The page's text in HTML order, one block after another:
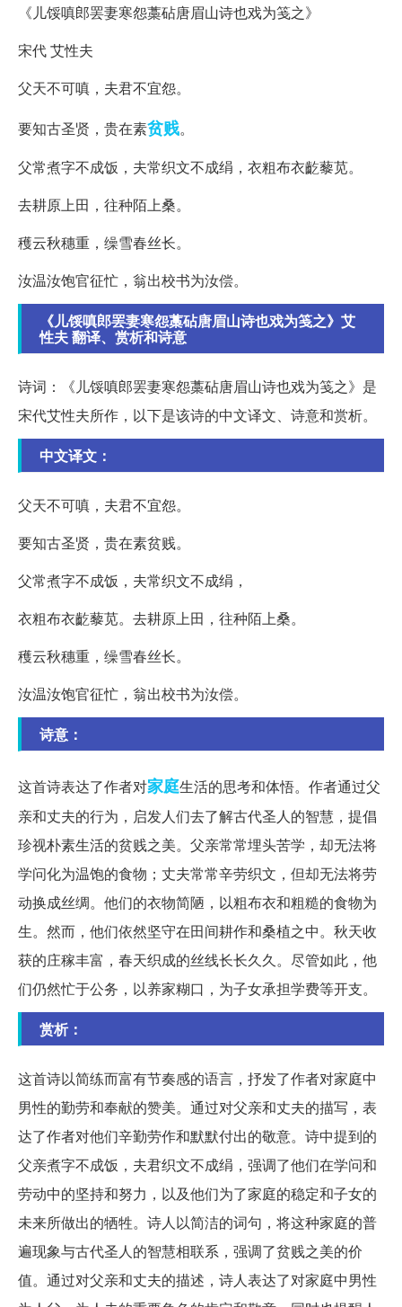
《儿馁嗔郎罢妻寒怨藁砧唐眉山诗也戏为笺之》
宋代 艾性夫
父天不可嗔，夫君不宜怨。
要知古圣贤，贵在素贫贱。
父常煮字不成饭，夫常织文不成绢，衣粗布衣齕藜苋。
去耕原上田，往种陌上桑。
穫云秋穗重，缲雪春丝长。
汝温汝饱官征忙，翁出校书为汝偿。
《儿馁嗔郎罢妻寒怨藁砧唐眉山诗也戏为笺之》艾
性夫 翻译、赏析和诗意
诗词：《儿馁嗔郎罢妻寒怨藁砧唐眉山诗也戏为笺之》是
宋代艾性夫所作，以下是该诗的中文译文、诗意和赏析。
中文译文：
父天不可嗔，夫君不宜怨。
要知古圣贤，贵在素贫贱。
父常煮字不成饭，夫常织文不成绢，
衣粗布衣齕藜苋。去耕原上田，往种陌上桑。
穫云秋穗重，缲雪春丝长。
汝温汝饱官征忙，翁出校书为汝偿。
诗意：
这首诗表达了作者对家庭生活的思考和体悟。作者通过父
亲和丈夫的行为，启发人们去了解古代圣人的智慧，提倡
珍视朴素生活的贫贱之美。父亲常常埋头苦学，却无法将
学问化为温饱的食物；丈夫常常辛劳织文，但却无法将劳
动换成丝绸。他们的衣物简陋，以粗布衣和粗糙的食物为
生。然而，他们依然坚守在田间耕作和桑植之中。秋天收
获的庄稼丰富，春天织成的丝线长长久久。尽管如此，他
们仍然忙于公务，以养家糊口，为子女承担学费等开支。
赏析：
这首诗以简练而富有节奏感的语言，抒发了作者对家庭中
男性的勤劳和奉献的赞美。通过对父亲和丈夫的描写，表
达了作者对他们辛勤劳作和默默付出的敬意。诗中提到的
父亲煮字不成饭，夫君织文不成绢，强调了他们在学问和
劳动中的坚持和努力，以及他们为了家庭的稳定和子女的
未来所做出的牺牲。诗人以简洁的词句，将这种家庭的普
遍现象与古代圣人的智慧相联系，强调了贫贱之美的价
值。通过对父亲和丈夫的描述，诗人表达了对家庭中男性